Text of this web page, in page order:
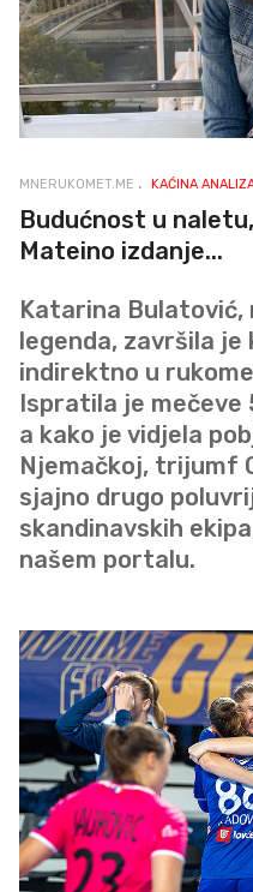
MNERUKOMET.ME KAĆINA
Budućnost u
Mateino izdanje...
Katarina
legenda, završila
indirektno u
Ispratila je mečeve
a kako je vidjela
Njemačkoj, trijumf
sjajno drugo
skandinavskih
našem portalu.